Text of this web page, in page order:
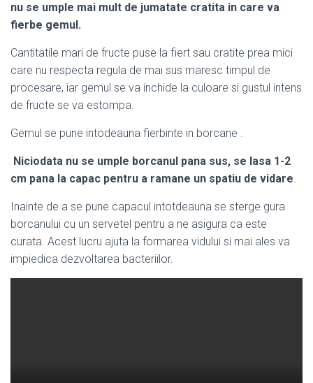
nu se umple mai mult de jumatate cratita in care va
fierbe gemul.
Cantitatile mari de fructe puse la fiert sau cratite prea mici
care nu respecta regula de mai sus maresc timpul de
procesare, iar gemul se va inchide la culoare si gustul intens
de fructe se va estompa.
Gemul se pune intodeauna fierbinte in borcane .
Niciodata nu se umple borcanul pana sus, se lasa 1-2
cm pana la capac pentru a ramane un spatiu de vidare.
Inainte de a se pune capacul intotdeauna se sterge gura
borcanului cu un servetel pentru a ne asigura ca este
curata. Acest lucru ajuta la formarea vidului si mai ales va
impiedica dezvoltarea bacteriilor.